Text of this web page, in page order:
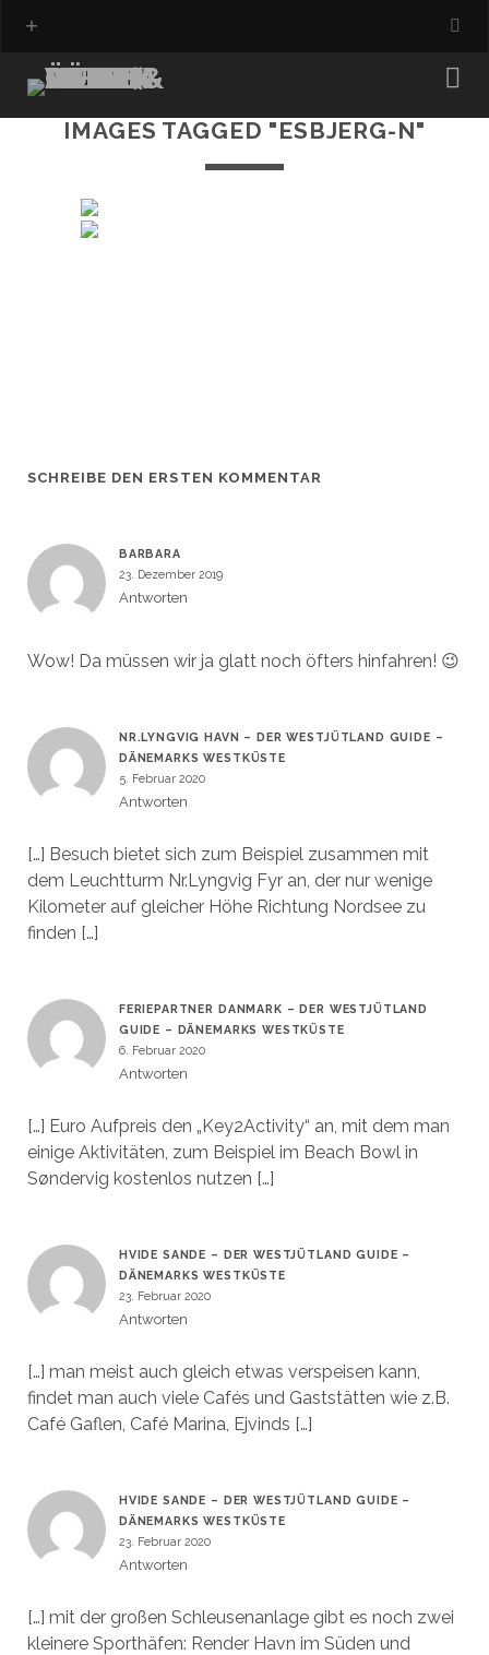
IMAGES TAGGED "ESBJERG-N"
SCHREIBE DEN ERSTEN KOMMENTAR
BARBARA
23. Dezember 2019
Antworten
Wow! Da müssen wir ja glatt noch öfters hinfahren! 😉
NR.LYNGVIG HAVN – DER WESTJÜTLAND GUIDE –
DÄNEMARKS WESTKÜSTE
5. Februar 2020
Antworten
[…] Besuch bietet sich zum Beispiel zusammen mit
dem Leuchtturm Nr.Lyngvig Fyr an, der nur wenige
Kilometer auf gleicher Höhe Richtung Nordsee zu
finden […]
FERIEPARTNER DANMARK – DER WESTJÜTLAND
GUIDE – DÄNEMARKS WESTKÜSTE
6. Februar 2020
Antworten
[…] Euro Aufpreis den „Key2Activity“ an, mit dem man
einige Aktivitäten, zum Beispiel im Beach Bowl in
Søndervig kostenlos nutzen […]
HVIDE SANDE – DER WESTJÜTLAND GUIDE –
DÄNEMARKS WESTKÜSTE
23. Februar 2020
Antworten
[…] man meist auch gleich etwas verspeisen kann,
findet man auch viele Cafés und Gaststätten wie z.B.
Café Gaflen, Café Marina, Ejvinds […]
HVIDE SANDE – DER WESTJÜTLAND GUIDE –
DÄNEMARKS WESTKÜSTE
23. Februar 2020
Antworten
[…] mit der großen Schleusenanlage gibt es noch zwei
kleinere Sporthäfen: Render Havn im Süden und